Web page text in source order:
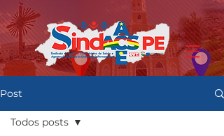
Post
Todos posts